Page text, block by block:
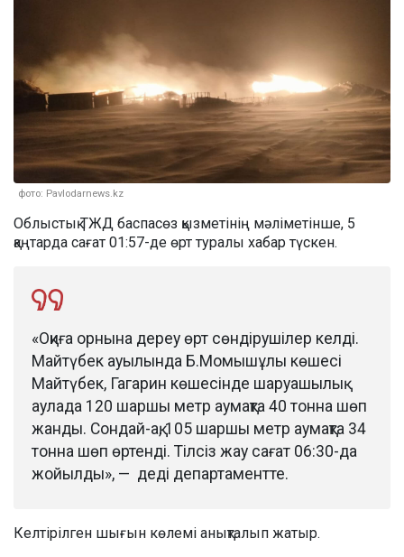
фото: Pavlodarnews.kz
Облыстық ТЖД баспасөз қызметінің мәліметінше, 5
қаңтарда сағат 01:57-де өрт туралы хабар түскен.
«Оқиға орнына дереу өрт сөндірушілер келді.
Майтүбек ауылында Б.Момышұлы көшесі
Майтүбек, Гагарин көшесінде шаруашылық
аулада 120 шаршы метр аумақта 40 тонна шөп
жанды. Сондай-ақ, 105 шаршы метр аумақта 34
тонна шөп өртенді. Тілсіз жау сағат 06:30-да
жойылды», — деді департаментте.
Келтірілген шығын көлемі анықталып жатыр.